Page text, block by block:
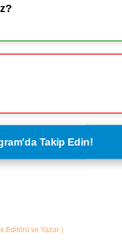
Takip Edin!
Editörü ve Yazar )